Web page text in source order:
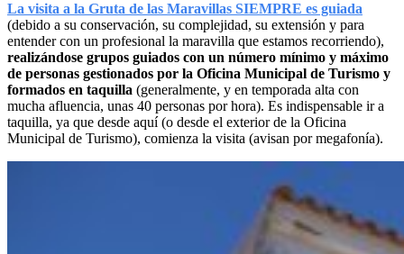
La visita a la Gruta de las Maravillas SIEMPRE es guiada
(debido a su conservación, su complejidad, su extensión y para
entender con un profesional la maravilla que estamos recorriendo),
realizándose grupos guiados con un número mínimo y máximo
de personas gestionados por la Oficina Municipal de Turismo y
formados en taquilla (generalmente, y en temporada alta con
mucha afluencia, unas 40 personas por hora). Es indispensable ir a
taquilla, ya que desde aquí (o desde el exterior de la Oficina
Municipal de Turismo), comienza la visita (avisan por megafonía).